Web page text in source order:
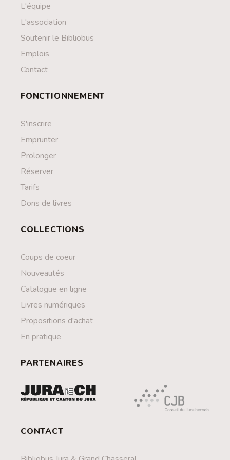
Contact
Liens
L'équipe
L'association
Soutenir le Bibliobus
Emplois
Contact
FONCTIONNEMENT
S'inscrire
Emprunter
Prolonger
Réserver
Tarifs
Dons de livres
COLLECTIONS
Coups de coeur
Nouveautés
Catalogue en ligne
Livres numériques
Propositions d'achat
En pratique
PARTENAIRES
CONTACT